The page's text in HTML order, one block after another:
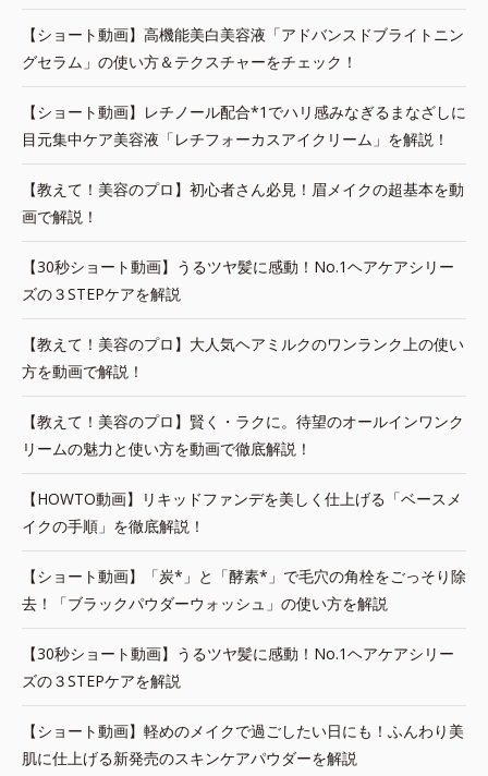
【ショート動画】高機能美白美容液「アドバンスドブライトニン
グセラム」の使い方＆テクスチャーをチェック！
【ショート動画】レチノール配合*1でハリ感みなぎるまなざしに
目元集中ケア美容液「レチフォーカスアイクリーム」を解説！
【教えて！美容のプロ】初心者さん必見！眉メイクの超基本を動
画で解説！
【30秒ショート動画】うるツヤ髪に感動！No.1ヘアケアシリー
ズの３STEPケアを解説
【教えて！美容のプロ】大人気ヘアミルクのワンランク上の使い
方を動画で解説！
【教えて！美容のプロ】賢く・ラクに。待望のオールインワンク
リームの魅力と使い方を動画で徹底解説！
【HOWTO動画】リキッドファンデを美しく仕上げる「ベースメ
イクの手順」を徹底解説！
【ショート動画】「炭*」と「酵素*」で毛穴の角栓をごっそり除
去！「ブラックパウダーウォッシュ」の使い方を解説
【30秒ショート動画】うるツヤ髪に感動！No.1ヘアケアシリー
ズの３STEPケアを解説
【ショート動画】軽めのメイクで過ごしたい日にも！ふんわり美
肌に仕上げる新発売のスキンケアパウダーを解説